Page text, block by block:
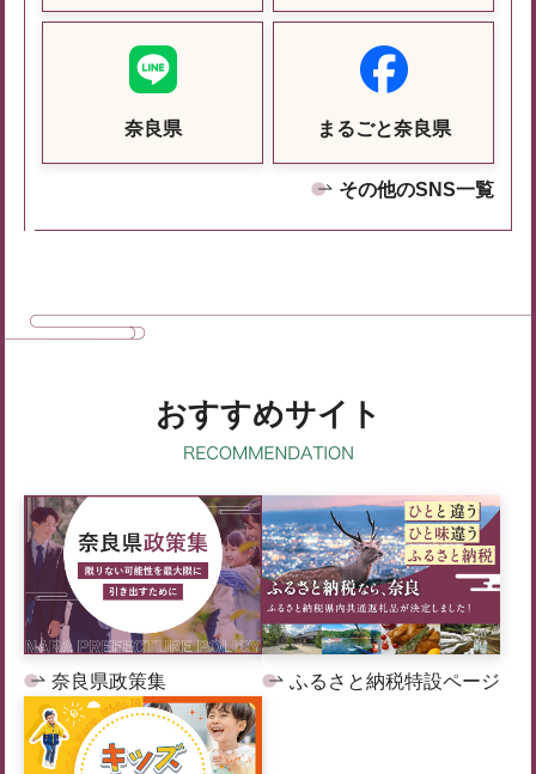
奈良県 まるごと奈良県
その他のSNS一覧
おすすめサイト
奈良県政策集 ふるさと納税特設ページ